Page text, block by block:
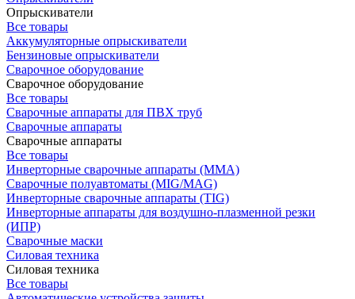
Опрыскиватели
Все товары
Аккумуляторные опрыскиватели
Бензиновые опрыскиватели
Сварочное оборудование
Сварочное оборудование
Все товары
Сварочные аппараты для ПВХ труб
Сварочные аппараты
Сварочные аппараты
Все товары
Инверторные сварочные аппараты (ММА)
Сварочные полуавтоматы (MIG/MAG)
Инверторные сварочные аппараты (TIG)
Инверторные аппараты для воздушно-плазменной резки
(ИПР)
Сварочные маски
Силовая техника
Силовая техника
Все товары